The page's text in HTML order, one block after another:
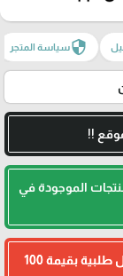
securityسياسة المتجر
!!
الموجودة في
عرض لفتره محدوده طاولة الكنب ب 1 شيكل لكل طلبية بقيمة 100